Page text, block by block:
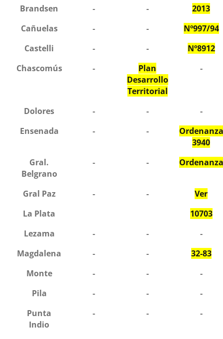
Brandsen
- -
2013
Cañuelas
- -
Nº997/94
Castelli
- -
Nº8912
Chascomús
-
Plan
Desarrollo
Territorial
-
Dolores - -
-
Ensenada
- -
Ordenanza
3940
Gral.
Belgrano
- - Ordenanza
Gral Paz - -
Ver
La Plata
10703
Lezama
- -
-
Magdalena
- -
32-83
Monte
- -
-
Pila
- -
-
Punta
Indio
- - -